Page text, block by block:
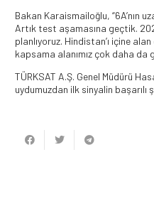
Bakan Karaismailoğlu, “6A’nın
Artık test aşamasına geçtik.
planlıyoruz. Hindistan’ı içine
kapsama alanımız çok daha da
TÜRKSAT A.Ş. Genel Müdürü
uydumuzdan ilk sinyalin başarılı